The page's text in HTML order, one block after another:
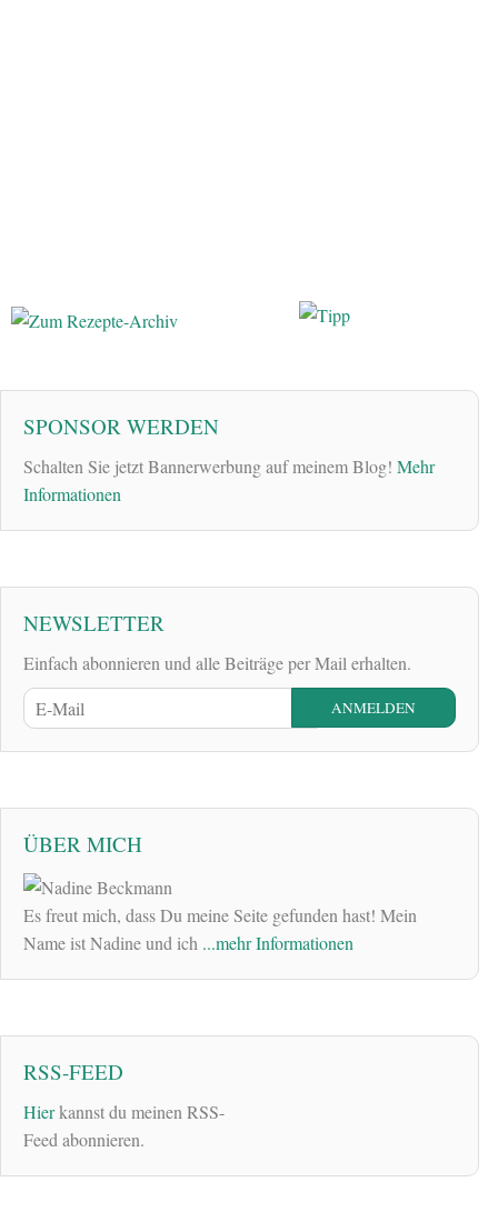
SPONSOR WERDEN
Schalten Sie jetzt Bannerwerbung auf meinem Blog! Mehr
Informationen
NEWSLETTER
Einfach abonnieren und alle Beiträge per Mail erhalten.
ÜBER MICH
Es freut mich, dass Du meine Seite gefunden hast! Mein
Name ist Nadine und ich ...mehr Informationen
RSS-FEED
Hierkannst du meinen RSS-
Feed abonnieren.